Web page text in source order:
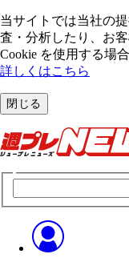
当サイトでは当社の
査・分析したり、お
Cookie を使⽤する場
詳しくはこちら
閉じる